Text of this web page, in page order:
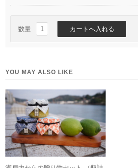
数量
YOU MAY ALSO LIKE